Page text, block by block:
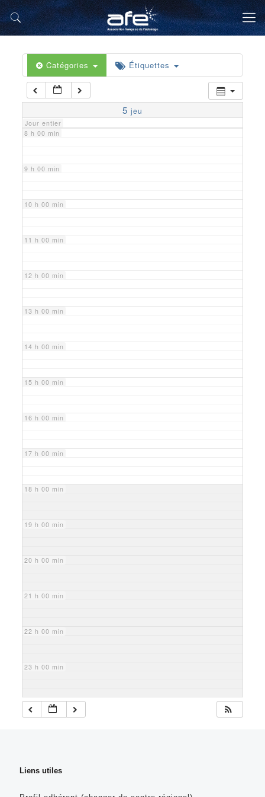
Catégories Étiquettes
5 jeu
Jour entier
5 h 00 min
6 h 00 min
7 h 00 min
8 h 00 min
9 h 00 min
10 h 00 min
11 h 00 min
12 h 00 min
13 h 00 min
14 h 00 min
15 h 00 min
16 h 00 min
17 h 00 min
18 h 00 min
19 h 00 min
20 h 00 min
21 h 00 min
22 h 00 min
23 h 00 min
Liens utiles